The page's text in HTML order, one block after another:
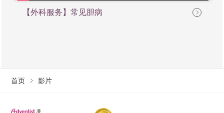
【外科服务】常见胆病
首页 影片